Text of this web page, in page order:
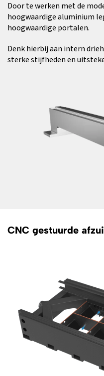
Door te werken met de
hoogwaardige aluminium
hoogwaardige portalen.
Denk hierbij aan intern
sterke stijfheden en
CNC gestuurde